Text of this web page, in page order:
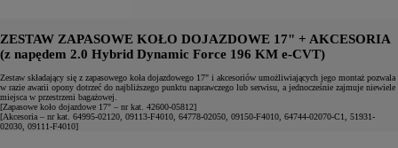
ZESTAW ZAPASOWE KOŁO DOJAZDOWE 17" + AKCESORIA
(z napędem 2.0 Hybrid Dynamic Force 196 KM e-CVT)
Zestaw składający się z zapasowego koła dojazdowego 17" i akcesoriów umożliwiających jego montaż pozwala
w razie awarii opony dotrzeć do najbliższego punktu naprawczego lub serwisu, a jednocześnie zajmuje niewiele
miejsca w przestrzeni bagażowej.
[Zapasowe koło dojazdowe 17" – nr kat. 42600-05812]
[Akcesoria – nr kat. 64995-02120, 09113-F4010, 64778-02050, 09150-F4010, 64744-02070-C1, 51931-
02030, 09111-F4010]